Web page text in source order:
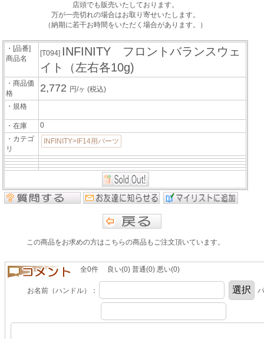
店頭でも販売いたしております。
万が一売切れの場合はお取り寄せいたします。
（納期に若干お時間をいただく場合があります。）
・[品番]
商品名
[T094] INFINITY フロントバランスウェ
イト（左右各10g)
・商品価
格
2,772 円/ヶ(税込)
・規格
・在庫
0
・カテゴ
リ
INFINITY>IF14用パーツ
この商品をお求めの方はこちらの商品もご注文頂いています。
全0件 良い(0) 普通(0) 悪い(0)
お名前（ハンドル）：